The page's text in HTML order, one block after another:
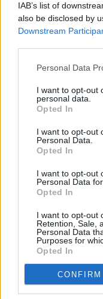
IAB’s list of
also be disclosed by
Downstream
Personal Data
I want to opt-out
personal data.
Opted In
I want to opt-out
Personal Data.
Opted In
I want to opt-out
Personal Data
Opted In
I want to opt-out
Retention, Sale,
Personal Data
Purposes for
Opted In
CONFIRM
"Οργανώσαμε την
από την Αργεντινή
χωρών",
Τέντρος Αντανόμ
Πρόσθεσε επίσης
χώρες των 29
εντοπίστηκε εστία
αποβιβάστηκαν